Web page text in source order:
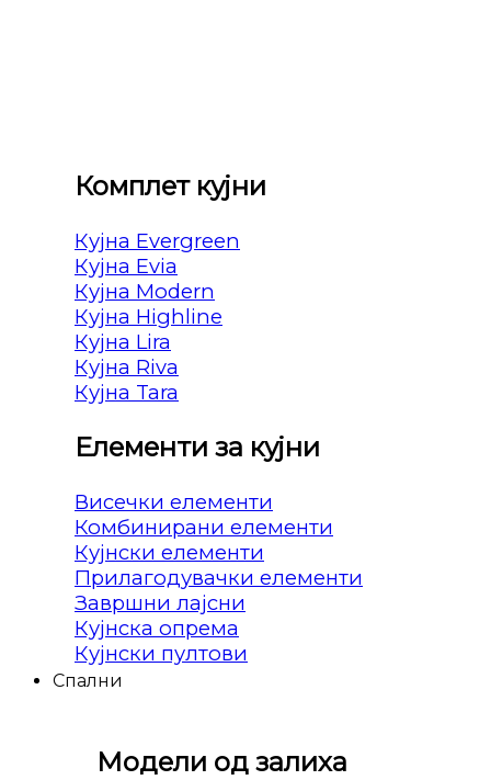
Комплет кујни
Кујна Evergreen
Кујна Evia
Кујна Modern
Кујна Highline
Кујна Lira
Кујна Riva
Кујна Tara
Елементи за кујни
Висечки елементи
Комбинирани елементи
Кујнски елементи
Прилагодувачки елементи
Завршни лајсни
Кујнска опрема
Кујнски пултови
Спални
Модели од залиха